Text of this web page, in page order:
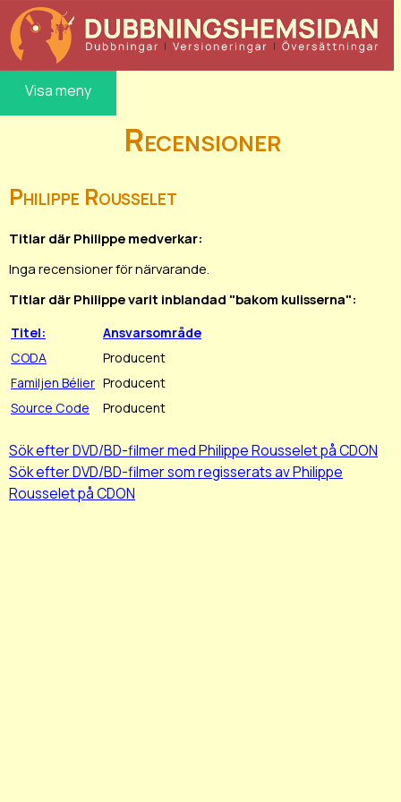
Visa meny
Recensioner
Philippe Rousselet
Titlar där Philippe medverkar:
Inga recensioner för närvarande.
Titlar där Philippe varit inblandad "bakom kulisserna":
Titel:
Ansvarsområde
CODA
Producent
Familjen Bélier Producent
Source Code
Producent
Sök efter DVD/BD-filmer med Philippe Rousselet på CDON
Sök efter DVD/BD-filmer som regisserats av Philippe
Rousselet på CDON